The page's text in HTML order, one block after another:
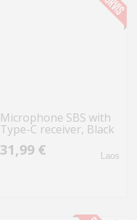
Microphone SBS with
Type-C receiver, Black
31,99 € Laos